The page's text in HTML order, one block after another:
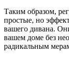
Таким образом,
простые, но
вашего дивана.
вашем доме без
радикальным